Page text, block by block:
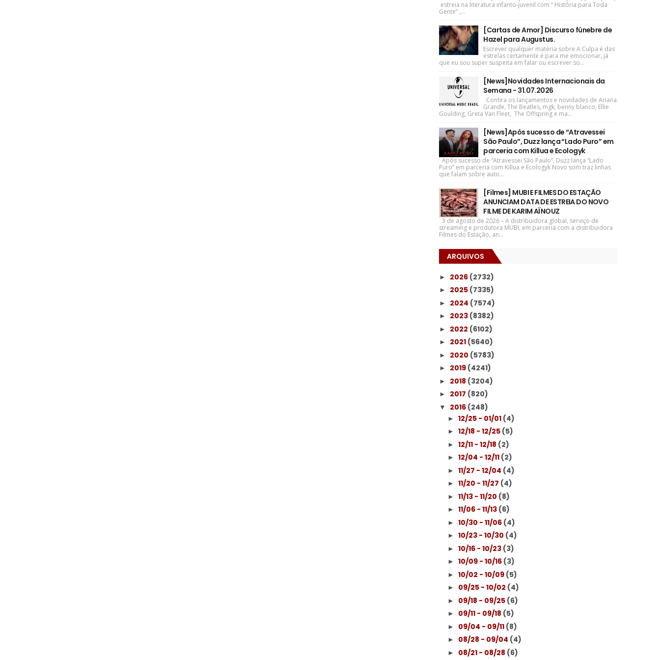
estreia na literatura infanto-juvenil com “ História para Toda
Gente” ,...
[Cartas de Amor] Discurso fúnebre de
Hazel para Augustus.
Escrever qualquer matéria sobre A Culpa é das
estrelas certamente é para me emocionar, já
que eu sou super suspeita em falar ou escrever so...
[News]Novidades Internacionais da
Semana - 31.07.2026
Confira os lançamentos e novidades de Ariana
Grande, The Beatles, mgk, benny blanco, Ellie
Goulding, Greta Van Fleet, The Offspring e ma...
[News]Após sucesso de “Atravessei
São Paulo”, Duzz lança “Lado Puro” em
parceria com Killua e Ecologyk
Após sucesso de “Atravessei São Paulo”, Duzz lança “Lado
Puro” em parceria com Killua e Ecologyk Novo som traz linhas
que falam sobre auto...
[Filmes] MUBI E FILMES DO ESTAÇÃO
ANUNCIAM DATA DE ESTREIA DO NOVO
FILME DE KARIM AÏNOUZ
3 de agosto de 2026 – A distribuidora global, serviço de
streaming e produtora MUBI, em parceria com a distribuidora
Filmes do Estação, an...
ARQUIVOS
► 2026 (2732)
► 2025 (7335)
► 2024 (7574)
► 2023 (8382)
► 2022 (6102)
► 2021 (5640)
► 2020 (5783)
► 2019 (4241)
► 2018 (3204)
► 2017 (820)
▼ 2016 (248)
►12/25 - 01/01 (4)
►12/18 - 12/25 (5)
►12/11 - 12/18 (2)
►12/04 - 12/11 (2)
►11/27 - 12/04 (4)
►11/20 - 11/27 (4)
►11/13 - 11/20 (8)
►11/06 - 11/13 (6)
►10/30 - 11/06 (4)
►10/23 - 10/30 (4)
►10/16 - 10/23 (3)
►10/09 - 10/16 (3)
►10/02 - 10/09 (5)
► 09/25 - 10/02 (4)
► 09/18 - 09/25 (6)
► 09/11 - 09/18 (5)
► 09/04 - 09/11 (8)
► 08/28 - 09/04 (4)
► 08/21 - 08/28 (6)